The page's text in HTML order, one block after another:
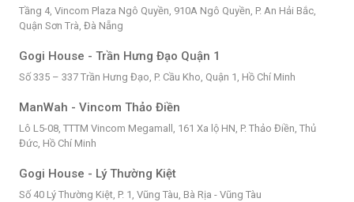
Tầng 4, Vincom Plaza Ngô Quyền, 910A Ngô Quyền, P. An Hải Bắc,
Quận Sơn Trà, Đà Nẵng
Gogi House - Trần Hưng Đạo Quận 1
Số 335 – 337 Trần Hưng Đạo, P. Cầu Kho, Quận 1, Hồ Chí Minh
ManWah - Vincom Thảo Điền
Lô L5-08, TTTM Vincom Megamall, 161 Xa lộ HN, P. Thảo Điền, Thủ
Đức, Hồ Chí Minh
Gogi House - Lý Thường Kiệt
Số 40 Lý Thường Kiệt, P. 1, Vũng Tàu, Bà Rịa - Vũng Tàu